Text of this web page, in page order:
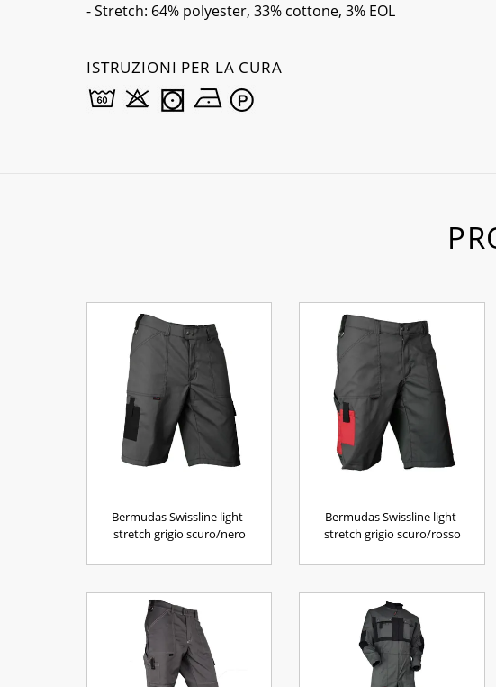
- Stretch: 64% polyester, 33% cottone, 3% EOL
ISTRUZIONI PER LA CURA
Bermudas Swissline light-
stretch grigio scuro/nero
Bermudas Swissline light-
stretch grigio scuro/rosso